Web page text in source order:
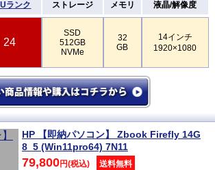
ランク ストレージ メモリ 液晶/解像度
24
SSD
512GB
NVMe
32
GB
14インチ
1920×1080
HP 【即納パソコン】 Zbook Firefly 14G
8_5 (Win11pro64) 7N11
79,800円(税込) 送料無料